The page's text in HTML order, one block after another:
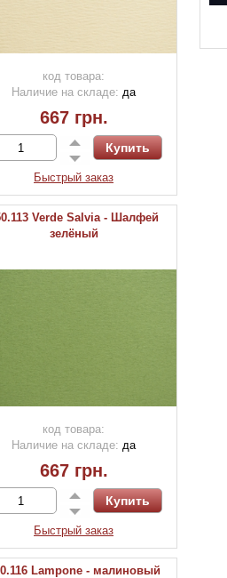
код товара:
Наличие на складе: да
667 грн.
Быстрый заказ
Verde Salvia - Шалфей
зелёный
код товара:
Наличие на складе: да
667 грн.
Быстрый заказ
Lampone - малиновый